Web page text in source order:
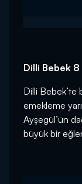
Dilli Bebek 8
Dilli Bebek’te
emekleme
Ayşegül’ün
büyük bir